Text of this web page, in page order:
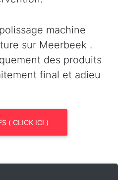
machine
sur Meerbeek .
des produits
final et adieu
( CLICK ICI )